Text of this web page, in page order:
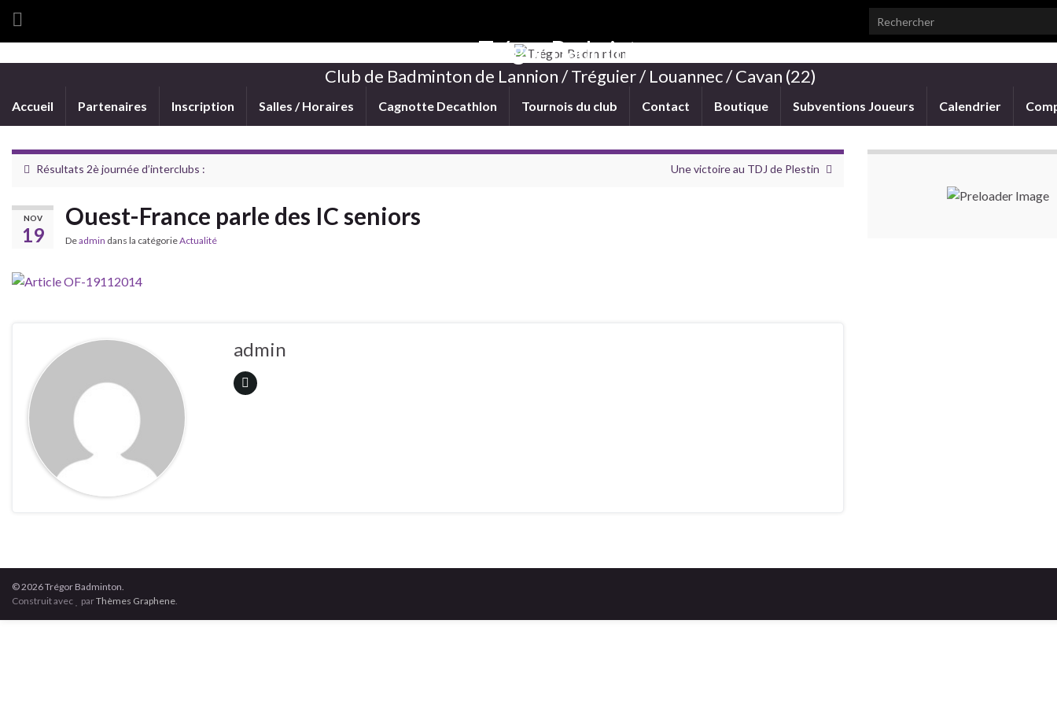
Search for:
Trégor Badminton
Club de Badminton de Lannion / Tréguier / Louannec / Cavan (22)
Accueil Partenaires Inscription Salles / Horaires Cagnotte Decathlon Tournois du club Contact Boutique Subventions Joueurs Calendrier
Résultats 2è journée d’interclubs : Une victoire au TDJ de Plestin
NOV
19
Ouest-France parle des IC seniors
Deadmin dans la catégorieActualité
admin
© 2026 Trégor Badminton.
Construit avec
parThèmes Graphene.